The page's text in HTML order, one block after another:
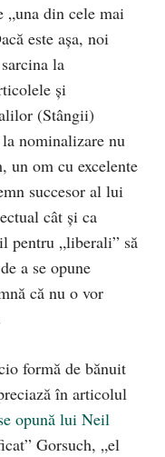
„una din cele mai
este așa, noi
la
și
(Stângii)
nominalizare nu
un om cu excelente
succesor al lui
cât și ca
pentru „liberali” să
a se opune
că nu o vor
formă de bănuit
în articolul
opună lui Neil
Gorsuch, „el